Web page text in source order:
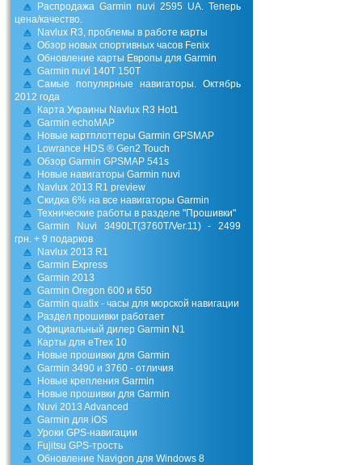
Распродажа Garmin nuvi 2595 UA. Теперь
цена/качество.
Navlux R3, проблемы в работе карты
Обзор новых спортивных часов Fenix
Обновление карты Европы для Garmin
Garmin nuvi 140T 150T
Самые популярные навигаторы. Октябрь
2012 года
Карта Украины Navlux R3 Hot1
Garmin echoMAP
Новые картплоттеры Garmin GPSMAP
Lowrance HDS ® Gen2 Touch
Обзор Garmin GPSMAP 541s
Новые навигаторы Garmin nuvi
Navlux 2013 R1 preview
Скидка 6% на все навигаторы Garmin
Технические работы в разделе "Прошивки"
Garmin Nuvi 3490LT(3760Т/Ver.11) - 2499
грн. + 9 подарков
Navlux 2013 R1
Garmin Express
Garmin 2013
Garmin Oregon 600 и 650
Garmin quatix - часы для морской навигации
Раздел прошивки работает
Официальный дилер Garmin N1
Карты для eTrex 10
Новые прошивки для Garmin
Garmin 3490 и 3760 - отличия
Новые крепления Garmin
Новые прошивки для Garmin
Nuvi 2013 Advanced
Garmin для iOS
Уроки GPS-навигации
Fujitsu GPS-трость
Обновление Navigon для Windows 8